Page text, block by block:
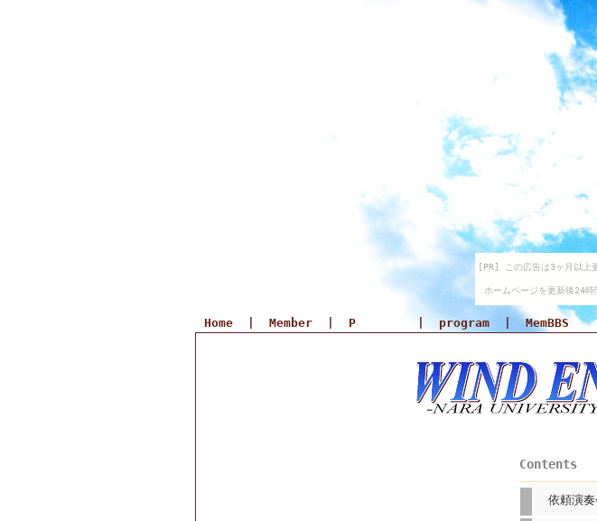
[PR] この広告は3ヶ月以上
ホームページを更新後24時
Home Member P program MemBBS
Contents
依頼演奏